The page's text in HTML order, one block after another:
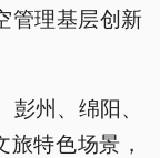
管理基层创新
州、绵阳、
特色场景，